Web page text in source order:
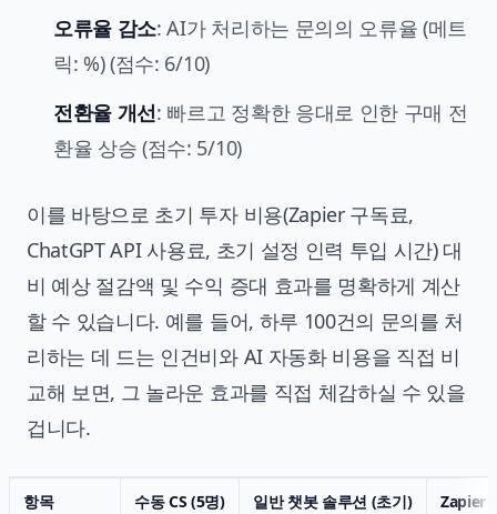
오류율 감소: AI가 처리하는 문의의 오류율 (메트
릭: %) (점수: 6/10)
전환율 개선: 빠르고 정확한 응대로 인한 구매 전
환율 상승 (점수: 5/10)
이를 바탕으로 초기 투자 비용(Zapier 구독료,
ChatGPT API 사용료, 초기 설정 인력 투입 시간) 대
비 예상 절감액 및 수익 증대 효과를 명확하게 계산
할 수 있습니다. 예를 들어, 하루 100건의 문의를 처
리하는 데 드는 인건비와 AI 자동화 비용을 직접 비
교해 보면, 그 놀라운 효과를 직접 체감하실 수 있을
겁니다.
항목 수동 CS (5명) 일반 챗봇 솔루션 (초기) Zapier